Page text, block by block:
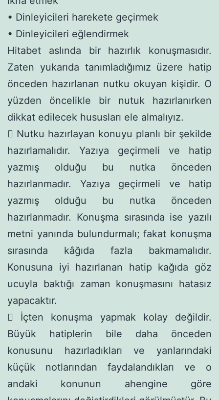
• Dinleyicileri harekete geçirmek
• Dinleyicileri eğlendirmek
Hitabet aslında bir hazırlık konuşmasıdır.
Zaten yukarıda tanımladığımız üzere hatip
önceden hazırlanan nutku okuyan kişidir. O
yüzden öncelikle bir nutuk hazırlanırken
dikkat edilecek hususları ele almalıyız.
 Nutku hazırlayan konuyu planlı bir şekilde
hazırlamalıdır. Yazıya geçirmeli ve hatip
yazmış olduğu bu nutka önceden
hazırlanmadır. Yazıya geçirmeli ve hatip
yazmış olduğu bu nutka önceden
hazırlanmadır. Konuşma sırasında ise yazılı
metni yanında bulundurmalı; fakat konuşma
sırasında kâğıda fazla bakmamalıdır.
Konusuna iyi hazırlanan hatip kağıda göz
ucuyla baktığı zaman konuşmasını hatasız
yapacaktır.
 İçten konuşma yapmak kolay değildir.
Büyük hatiplerin bile daha önceden
konusunu hazırladıkları ve yanlarındaki
küçük notlarından faydalandıkları ve o
andaki konunun ahengine göre